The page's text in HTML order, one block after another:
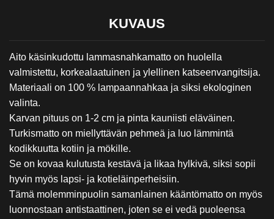
KUVAUS
Aito käsinkudottu lammasnahkamatto on huolella
valmistettu, korkealaatuinen ja ylellinen katseenvangitsija.
Materiaali on 100 % lampaannahkaa ja siksi ekologinen
valinta.
Karvan pituus on 1-2 cm ja pinta kauniisti eläväinen.
Turkismatto on miellyttävän pehmeä ja luo lämmintä
kodikkuutta kotiin ja mökille.
Se on kovaa kulutusta kestävä ja likaa hylkivä, siksi sopii
hyvin myös lapsi- ja kotieläinperheisiin.
Tämä molemminpuolin samanlainen kääntömatto on myös
luonnostaan antistaattinen, joten se ei vedä puoleensa